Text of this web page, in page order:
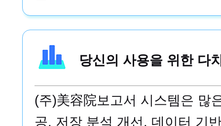
당신의 사용을 위한 다
(주)美容院보고서 시스템은 많
공, 저장 분석 개선, 데이터 기